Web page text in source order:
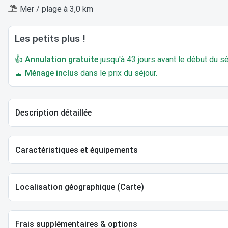
Mer / plage à 3,0 km
Les petits plus !
👍 Annulation gratuite jusqu'à 43 jours avant le début du
🧹 Ménage inclus dans le prix du séjour.
Description détaillée
Caractéristiques et équipements
Localisation géographique (Carte)
Frais supplémentaires & options